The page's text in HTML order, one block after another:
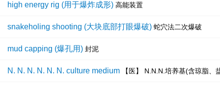
high energy rig (用于爆炸成形) 高能装置
snakeholing shooting (大块底部打眼爆破) 蛇穴法二次爆破
mud capping (爆孔用) 封泥
N. N. N. N. N. N. culture medium 【医】 N.N.N.培养基(含琼脂